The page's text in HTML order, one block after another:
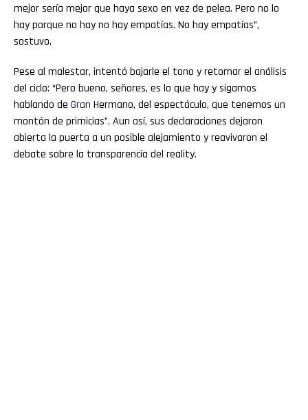
mejor sería mejor que haya sexo en vez de pelea. Pero no lo
hay porque no hay no hay empatías. No hay empatías”,
sostuvo.
Pese al malestar, intentó bajarle el tono y retomar el análisis
del ciclo: “Pero bueno, señores, es lo que hay y sigamos
hablando de Gran Hermano, del espectáculo, que tenemos un
montón de primicias”. Aun así, sus declaraciones dejaron
abierta la puerta a un posible alejamiento y reavivaron el
debate sobre la transparencia del reality.